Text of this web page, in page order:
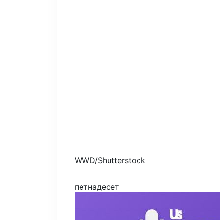
WWD/Shutterstock
петнадесет